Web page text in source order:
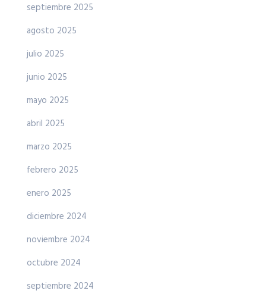
septiembre 2025
agosto 2025
julio 2025
junio 2025
mayo 2025
abril 2025
marzo 2025
febrero 2025
enero 2025
diciembre 2024
noviembre 2024
octubre 2024
septiembre 2024